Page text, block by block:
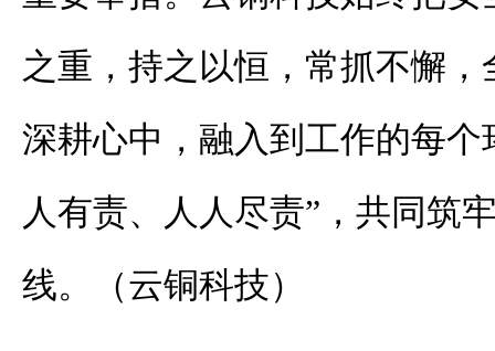
之重，持之以恒，常抓不懈
深耕心中，融入到工作的每个
人有责、人人尽责”，共同筑
线。（云铜科技）